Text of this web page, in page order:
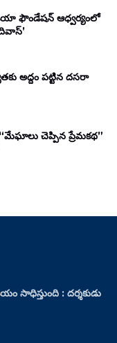
ఫౌండేషన్ ఆధ్వర్యంలో
అద్దం పట్టిన దసరా
చెప్పిన ప్రేమకథ”
సాధిస్తుంది : దర్శకుడు